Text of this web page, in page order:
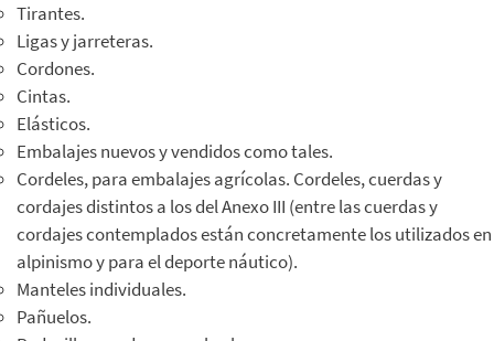
Tirantes.
Ligas y jarreteras.
Cordones.
Cintas.
Elásticos.
Embalajes nuevos y vendidos como tales.
Cordeles, para embalajes agrícolas. Cordeles, cuerdas y
cordajes distintos a los del Anexo III (entre las cuerdas y
cordajes contemplados están concretamente los utilizados en
alpinismo y para el deporte náutico).
Manteles individuales.
Pañuelos.